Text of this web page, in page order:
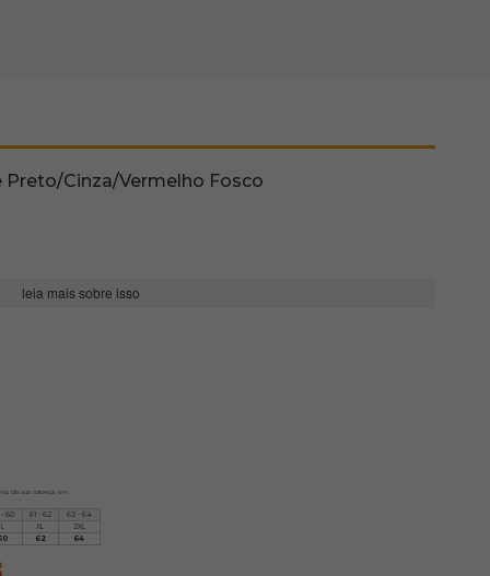
Preto/Cinza/Vermelho Fosco
leia mais sobre isso
da sua cabeça, em
- 60 61 - 62
63 - 64
L
XL
2XL
62 64